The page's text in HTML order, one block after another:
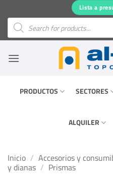
contenido
Lista a
Búsqueda
productos
PRODUCTOS SECTORES
ALQUILER
Inicio / Accesorios y
y dianas / Prismas